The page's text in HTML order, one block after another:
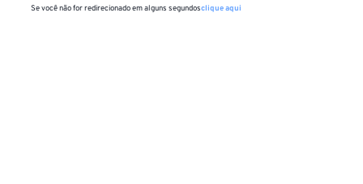
Se você não for redirecionado em alguns segundosclique aqui